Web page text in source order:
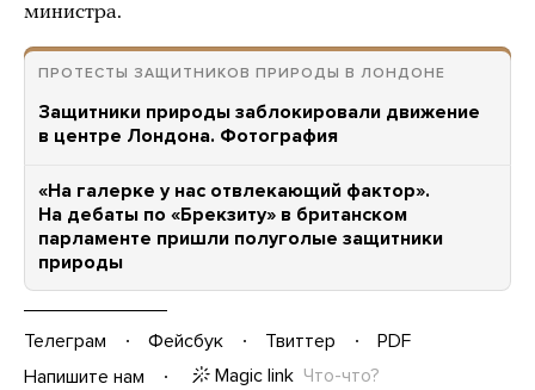
министра.
ПРОТЕСТЫ ЗАЩИТНИКОВ ПРИРОДЫ В ЛОНДОНЕ
Защитники природы заблокировали движение
в центре Лондона. Фотография
«На галерке у нас отвлекающий фактор».
На дебаты по «Брекзиту» в британском
парламенте пришли полуголые защитники
природы
Телеграм Фейсбук Твиттер
PDF
Напишите нам
Magic link Что-что?